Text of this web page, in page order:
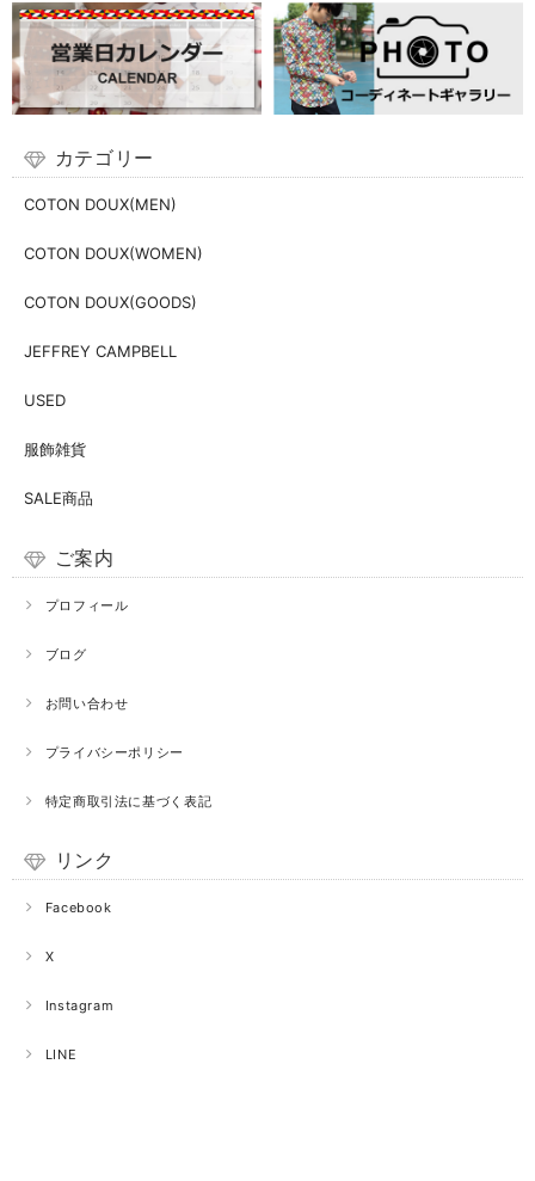
カテゴリー
COTON DOUX(MEN)
COTON DOUX(WOMEN)
COTON DOUX(GOODS)
JEFFREY CAMPBELL
USED
服飾雑貨
SALE商品
ご案内
プロフィール
ブログ
お問い合わせ
プライバシーポリシー
特定商取引法に基づく表記
リンク
Facebook
X
Instagram
LINE